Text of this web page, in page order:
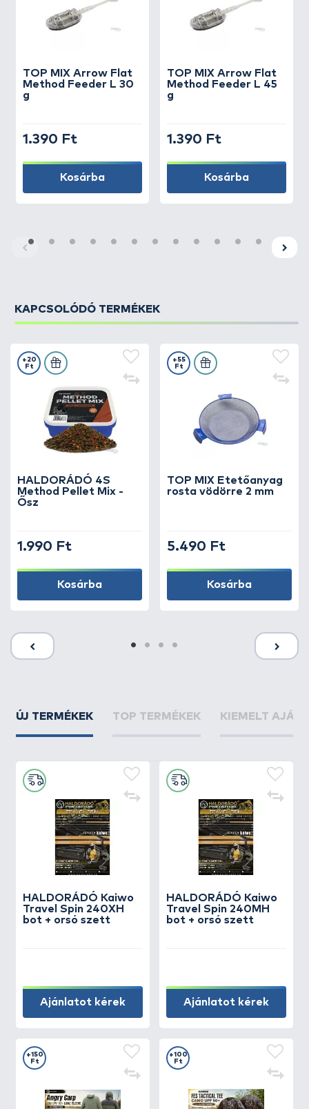
TOP MIX Arrow Flat
Method Feeder L 30
g
1.390 Ft
Kosárba
TOP MIX Arrow Flat
Method Feeder L 45
g
1.390 Ft
Kosárba
KAPCSOLÓDÓ TERMÉKEK
HALDORÁDÓ 4S
Method Pellet Mix -
Ősz
+20
Ft
1.990 Ft
Kosárba
TOP MIX Etetőanyag
rosta vödörre 2 mm
+55
Ft
5.490 Ft
Kosárba
ÚJ TERMÉKEK TOP TERMÉKEK KIEMELT
HALDORÁDÓ Kaiwo
Travel Spin 240XH
bot + orsó szett
Ajánlatot kérek
HALDORÁDÓ Kaiwo
Travel Spin 240MH
bot + orsó szett
Ajánlatot kérek
+150
Ft
+100
Ft